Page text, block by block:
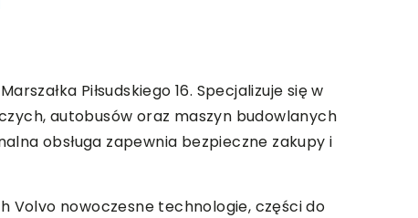
Piłsudskiego 16. Specjalizuje się w
autobusów oraz maszyn budowlanych
obsługa zapewnia bezpieczne zakupy i
Volvo nowoczesne technologie, części do